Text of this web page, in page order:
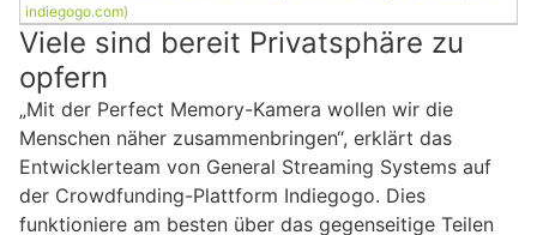
indiegogo.com)
Viele sind bereit Privatsphäre zu
opfern
„Mit der Perfect Memory-Kamera wollen wir die
Menschen näher zusammenbringen“, erklärt das
Entwicklerteam von General Streaming Systems auf
der Crowdfunding-Plattform Indiegogo. Dies
funktioniere am besten über das gegenseitige Teilen